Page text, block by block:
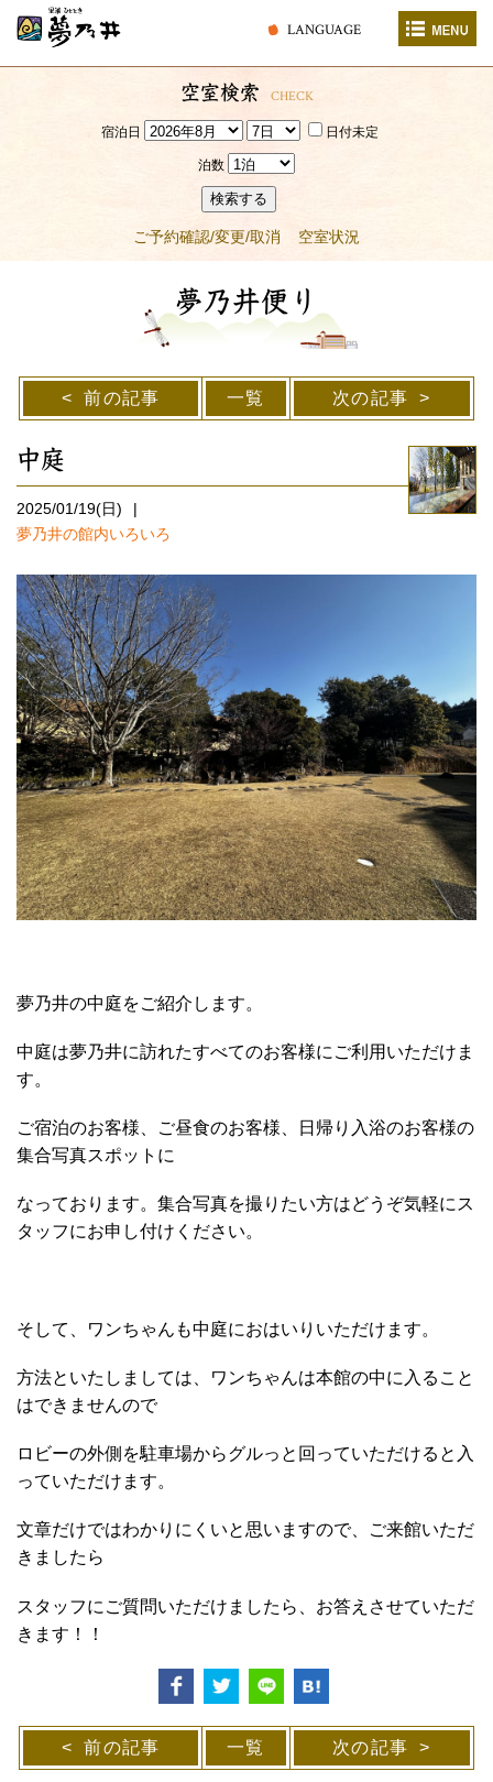
LANGUAGE
空室検索 CHECK
宿泊日 日付未定
泊数
検索する
ご予約確認/変更/取消 空室状況
夢乃井便り
前の記事 一覧 次の記事
中庭
2025/01/19(日)
夢乃井の館内いろいろ
夢乃井の中庭をご紹介します。
中庭は夢乃井に訪れたすべてのお客様にご利用いただけま
す。
ご宿泊のお客様、ご昼食のお客様、日帰り入浴のお客様の
集合写真スポットに
なっております。集合写真を撮りたい方はどうぞ気軽にス
タッフにお申し付けください。
そして、ワンちゃんも中庭におはいりいただけます。
方法といたしましては、ワンちゃんは本館の中に入ること
はできませんので
ロビーの外側を駐車場からグルっと回っていただけると入
っていただけます。
文章だけではわかりにくいと思いますので、ご来館いただ
きましたら
スタッフにご質問いただけましたら、お答えさせていただ
きます！！
前の記事 一覧 次の記事